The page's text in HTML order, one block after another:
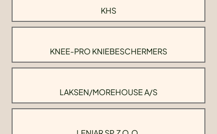
KHS
KNEE-PRO KNIEBESCHERMERS
LAKSEN/MOREHOUSE A/S